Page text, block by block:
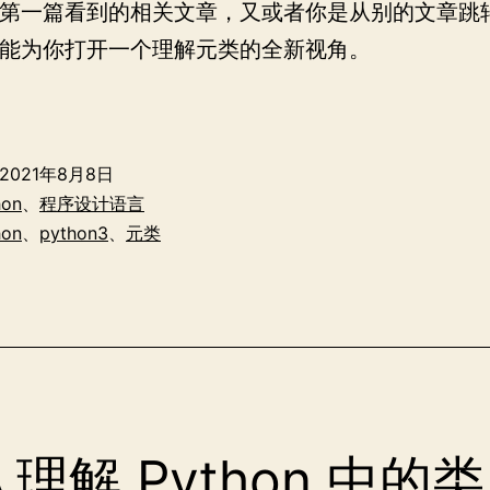
一篇看到的相关文章，又或者你是从别的文章跳
为你打开一个理解元类的全新视角。
2021年8月8日
、 程序设计语言
、 python3、 元类